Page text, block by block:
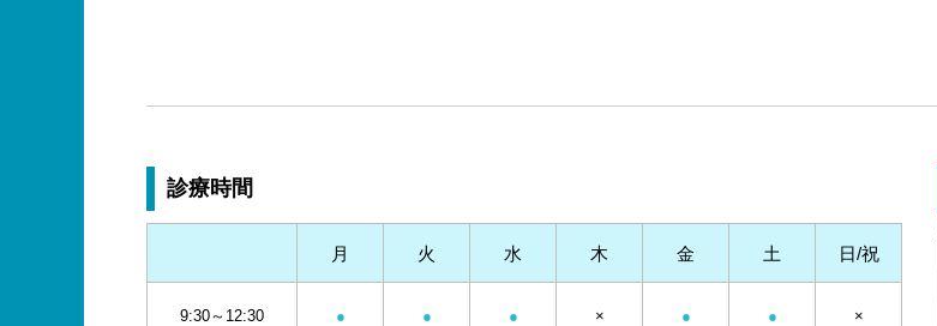
診療時間
月 火 水 木 金 土 日/祝
9:30～12:30 ● ● ● × ● ● ×